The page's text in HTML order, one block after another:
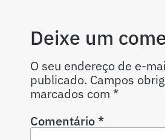
Deixe um
O seu endereço de e-
publicado. Campos
marcados com *
Comentário*